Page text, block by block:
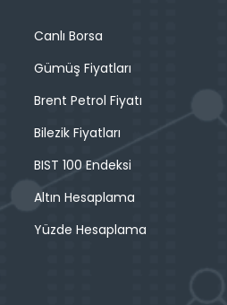
Canlı Borsa
Gümüş Fiyatları
Brent Petrol Fiyatı
Bilezik Fiyatları
BIST 100 Endeksi
Altın Hesaplama
Yüzde Hesaplama